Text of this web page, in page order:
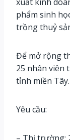
phẩm sinh
trồng thuỷ
Để mở rộng
25 nhân viên
tỉnh miền Tây.
Yêu cầu:
– Thị trường: